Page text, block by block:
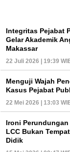
Integritas Pejabat
Gelar Akademik
Makassar
22 Juli 2026 | 19:39
Menguji Wajah
Kasus Pejabat
22 Mei 2026 | 13:03
Ironi
LCC Bukan
Didik